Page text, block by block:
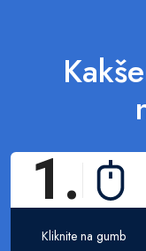
1.
Kliknite na gumb